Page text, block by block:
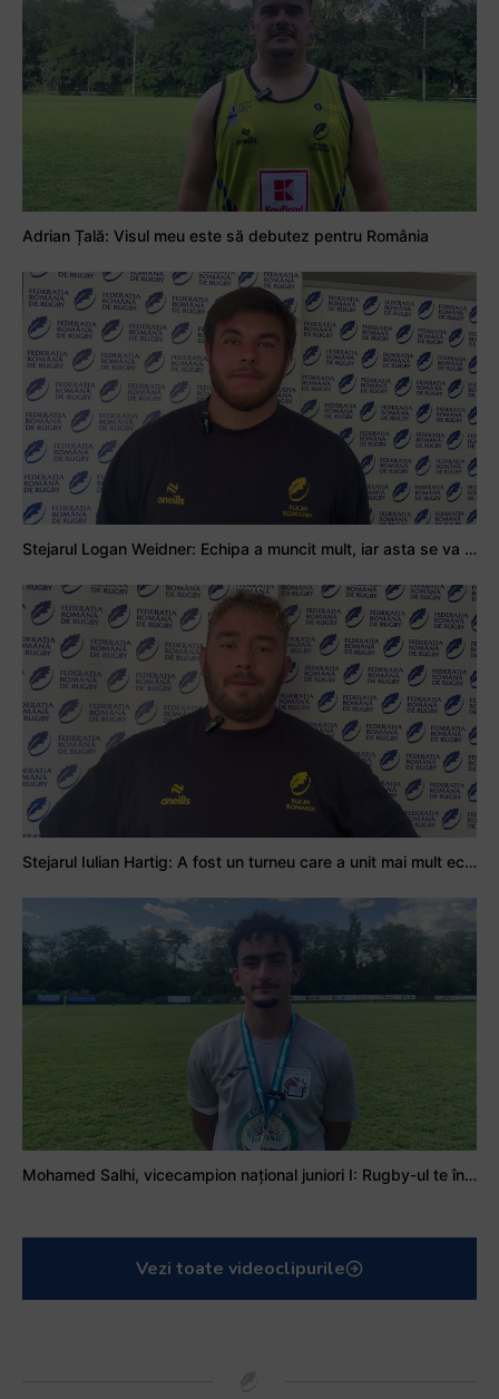
Adrian Țală: Visul meu este să debutez pentru România
Stejarul Logan Weidner: Echipa a muncit mult, iar asta se va vedea în meciurile de la Nations Cup
Stejarul Iulian Hartig: A fost un turneu care a unit mai mult echipa
Mohamed Salhi, vicecampion național juniori I: Rugby-ul te învață să accepți și înfrângerile
Vezi toate videoclipurile